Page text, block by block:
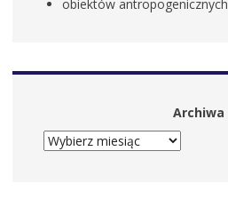
obiektów antropogenicznych
Archiwa
ARCHIWA